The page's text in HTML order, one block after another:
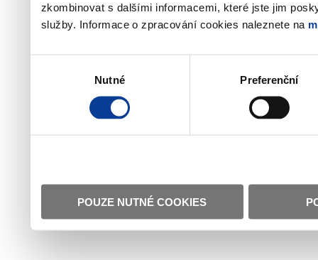
zkombinovat s dalšími informacemi, které jste jim
služby. Informace o zpracování cookies naleznete na
Nutné Preferenční
POUZE NUTNÉ COOKIES